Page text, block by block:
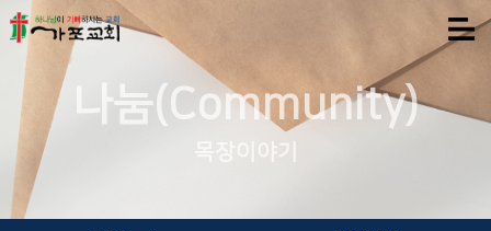
나눔(Community)
목장이야기